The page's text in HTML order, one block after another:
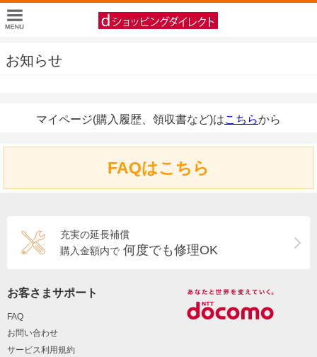
お知らせ
マイページ(購入履歴、領収書など)はこちらから
FAQはこちら
充実の延長補償
購入金額内で 何度でも修理OK
お客さまサポート
FAQ
お問い合わせ
サービス利用規約